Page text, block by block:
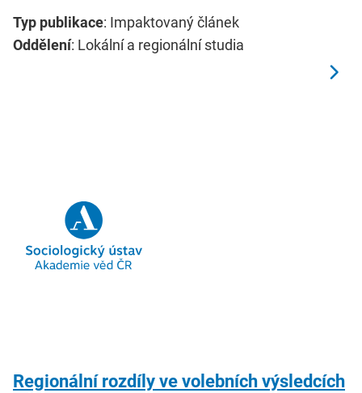
Typ publikace: Impaktovaný článek
Oddělení: Lokální a regionální studia
Regionální rozdíly ve volebních výsledcích